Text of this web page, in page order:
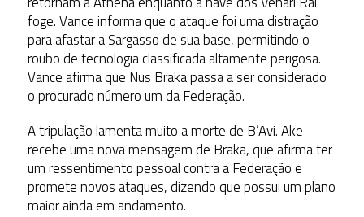
foge. Vance informa que o ataque foi uma distração
para afastar a Sargasso de sua base, permitindo o
roubo de tecnologia classificada altamente perigosa.
Vance afirma que Nus Braka passa a ser considerado
o procurado número um da Federação.
A tripulação lamenta muito a morte de B’Avi. Ake
recebe uma nova mensagem de Braka, que afirma ter
um ressentimento pessoal contra a Federação e
promete novos ataques, dizendo que possui um plano
maior ainda em andamento.